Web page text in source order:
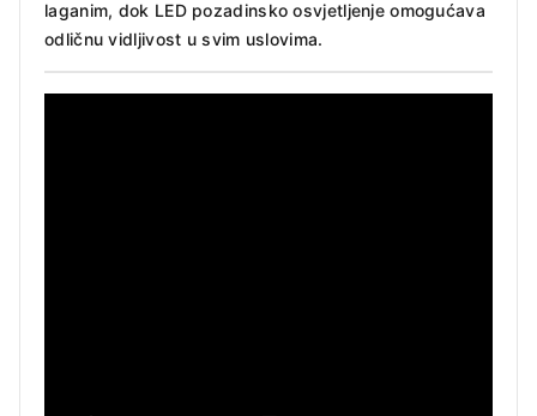
laganim, dok LED pozadinsko osvjetljenje omogućava
odličnu vidljivost u svim uslovima.